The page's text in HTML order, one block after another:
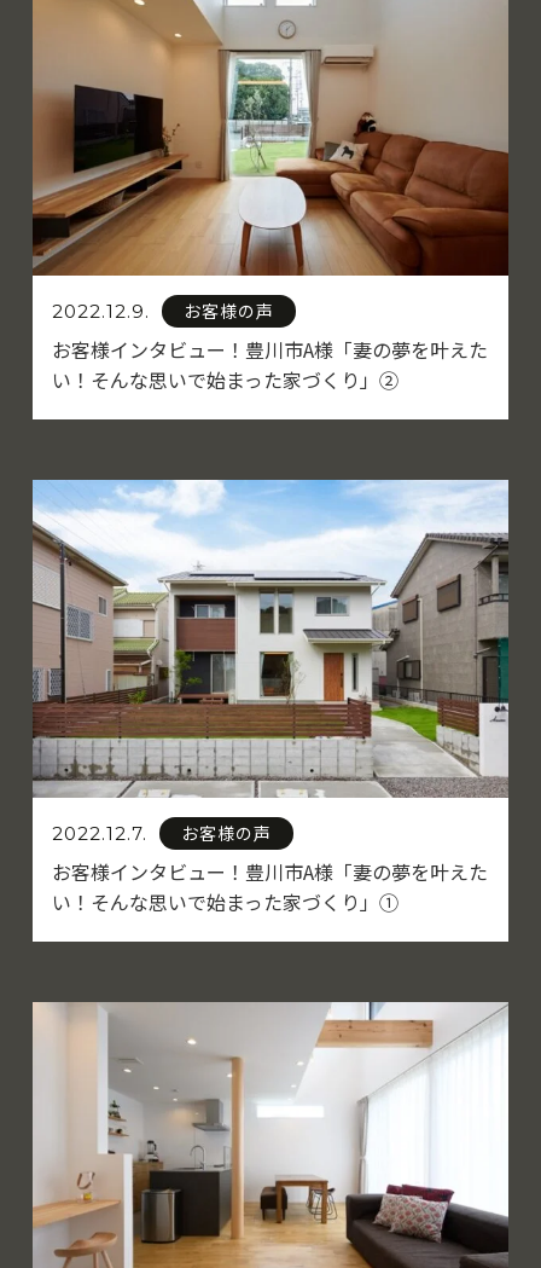
2022.12.9. お客様の声
お客様インタビュー！豊川市A様「妻の夢を叶えた
い！そんな思いで始まった家づくり」②
2022.12.7. お客様の声
お客様インタビュー！豊川市A様「妻の夢を叶えた
い！そんな思いで始まった家づくり」①